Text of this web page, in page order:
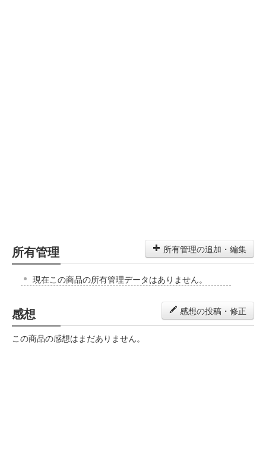
所有管理 所有管理の追加・編集
現在この商品の所有管理データはありません。
感想 感想の投稿・修正
この商品の感想はまだありません。